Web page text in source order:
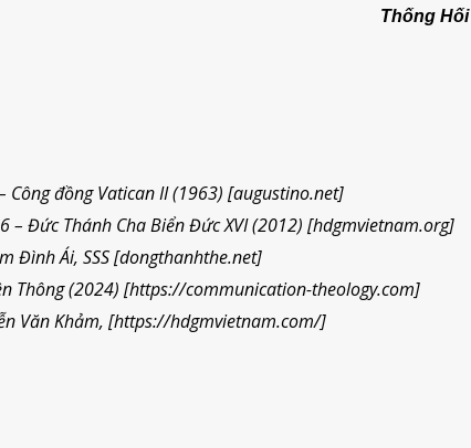
Thống Hối
Công đồng Vatican II (1963) [augustino.net]
– Đức Thánh Cha Biển Đức XVI (2012) [hdgmvietnam.org]
Đình Ái, SSS[dongthanhthe.net]
Thông (2024) [https://communication-theology.com]
Văn Khảm, [https://hdgmvietnam.com/]